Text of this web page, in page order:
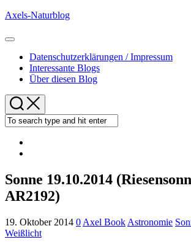
Skip
content
Axels-Naturblog
Expand
Datenschutzerklärungen / Impressum
Interessante Blogs
Über diesen Blog
Sonne 19.10.2014
AR2192)
19. Oktober 2014 0 Axel Book Astronomie
Weißlicht